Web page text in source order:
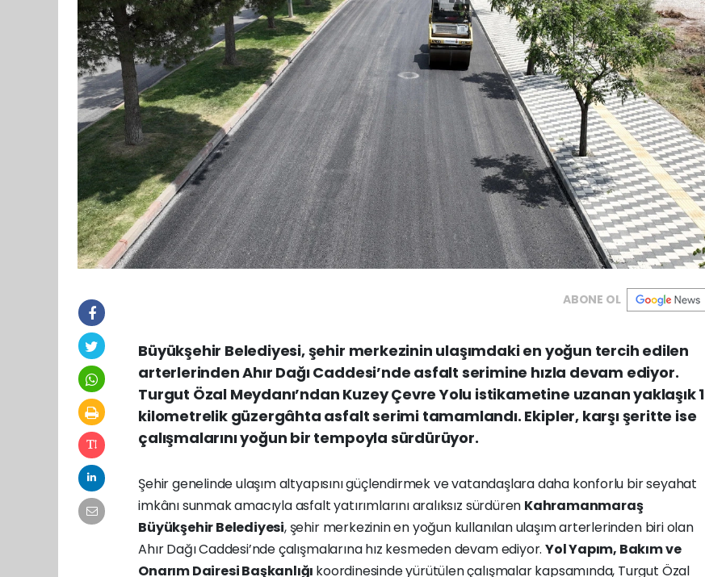
ABONE OL
Büyükşehir Belediyesi, şehir merkezinin ulaşımdaki en yoğun tercih edilen
arterlerinden Ahır Dağı Caddesi’nde asfalt serimine hızla devam ediyor.
Turgut Özal Meydanı’ndan Kuzey Çevre Yolu istikametine uzanan yaklaşık 1
kilometrelik güzergâhta asfalt serimi tamamlandı. Ekipler, karşı şeritte ise
çalışmalarını yoğun bir tempoyla sürdürüyor.
Şehir genelinde ulaşım altyapısını güçlendirmek ve vatandaşlara daha konforlu bir seyahat
imkânı sunmak amacıyla asfalt yatırımlarını aralıksız sürdüren Kahramanmaraş
Büyükşehir Belediyesi, şehir merkezinin en yoğun kullanılan ulaşım arterlerinden biri olan
Ahır Dağı Caddesi’nde çalışmalarına hız kesmeden devam ediyor. Yol Yapım, Bakım ve
Onarım Dairesi Başkanlığı koordinesinde yürütülen çalışmalar kapsamında, Turgut Özal